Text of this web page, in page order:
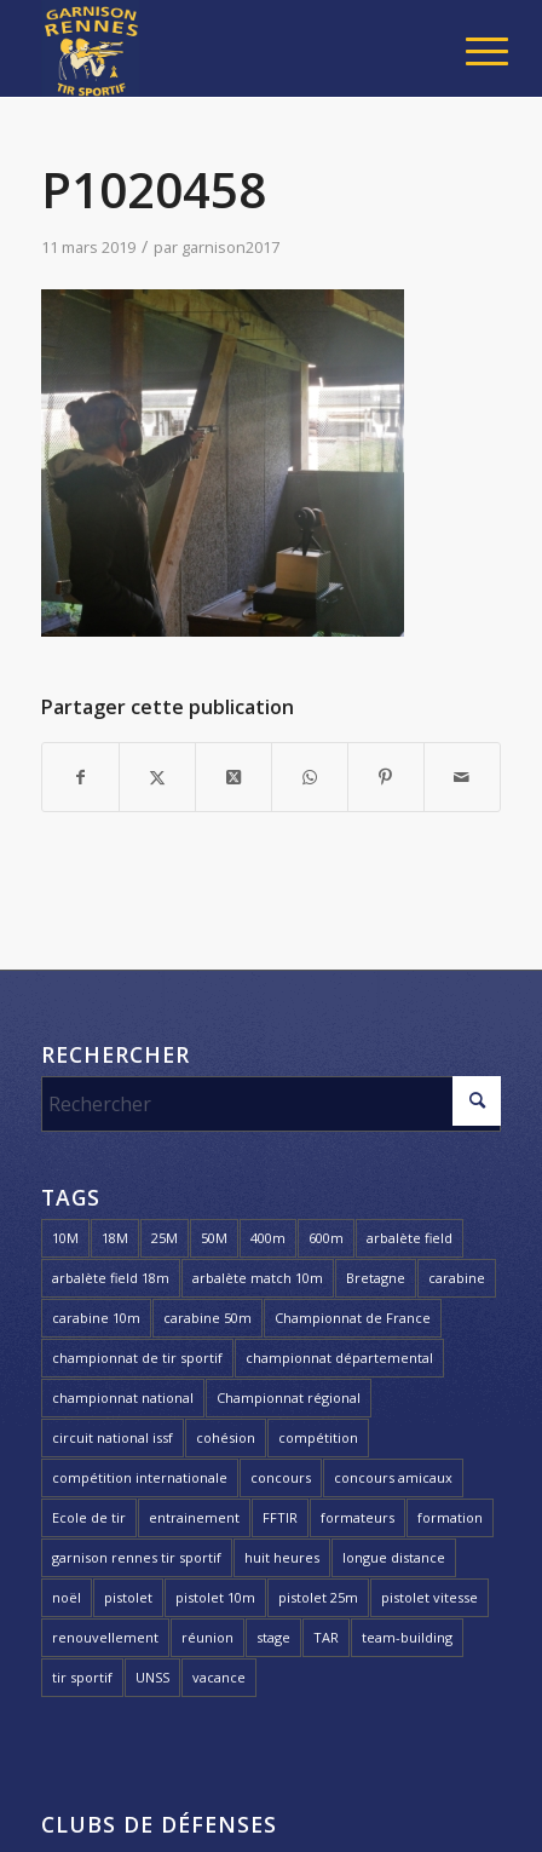
P1020458
11 mars 2019 / par garnison2017
Partager cette publication
RECHERCHER
TAGS
10M 18M 25M 50M 400m 600m arbalète field
arbalète field 18m arbalète match 10m Bretagne carabine
carabine 10m carabine 50m Championnat de France
championnat de tir sportif championnat départemental
championnat national Championnat régional
circuit national issf cohésion compétition
compétition internationale concours concours amicaux
Ecole de tir entrainement FFTIR formateurs formation
garnison rennes tir sportif huit heures longue distance
noël pistolet pistolet 10m pistolet 25m pistolet vitesse
renouvellement réunion stage TAR team-building
tir sportif UNSS vacance
CLUBS DE DÉFENSES